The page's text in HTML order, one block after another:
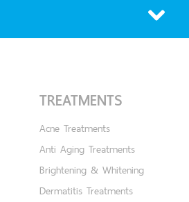
TREATMENTS
Acne Treatments
Anti Aging Treatments
Brightening & Whitening
Dermatitis Treatments